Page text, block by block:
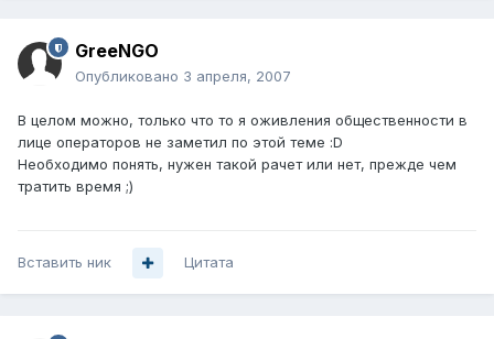
GreeNGO
Опубликовано 3 апреля, 2007
В целом можно, только что то я оживления общественности в
лице операторов не заметил по этой теме :D
Необходимо понять, нужен такой рачет или нет, прежде чем
тратить время ;)
Вставить ник Цитата